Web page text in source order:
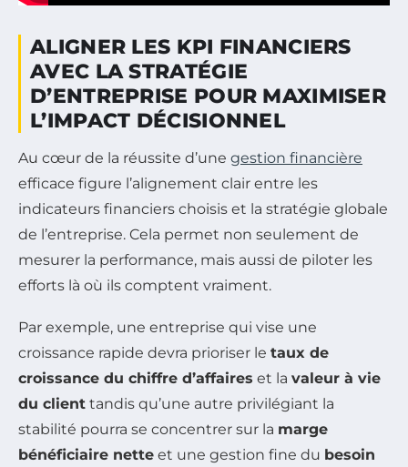
ALIGNER LES KPI FINANCIERS
AVEC LA STRATÉGIE
D’ENTREPRISE POUR MAXIMISER
L’IMPACT DÉCISIONNEL
Au cœur de la réussite d’une gestion financière
efficace figure l’alignement clair entre les
indicateurs financiers choisis et la stratégie globale
de l’entreprise. Cela permet non seulement de
mesurer la performance, mais aussi de piloter les
efforts là où ils comptent vraiment.
Par exemple, une entreprise qui vise une
croissance rapide devra prioriser le taux de
croissance du chiffre d’affaires et la valeur à vie
du client tandis qu’une autre privilégiant la
stabilité pourra se concentrer sur la marge
bénéficiaire nette et une gestion fine du besoin